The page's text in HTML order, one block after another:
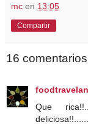
mc en 13:05
Compartir
16
Que